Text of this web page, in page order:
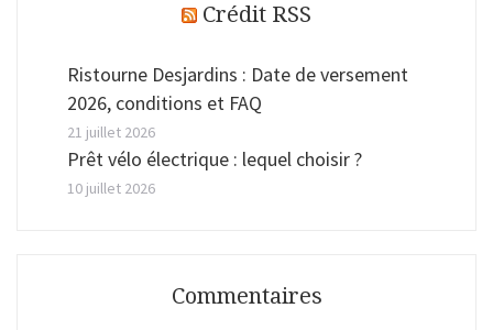
Crédit RSS
Ristourne Desjardins : Date de versement
2026, conditions et FAQ
21 juillet 2026
Prêt vélo électrique : lequel choisir ?
10 juillet 2026
Commentaires